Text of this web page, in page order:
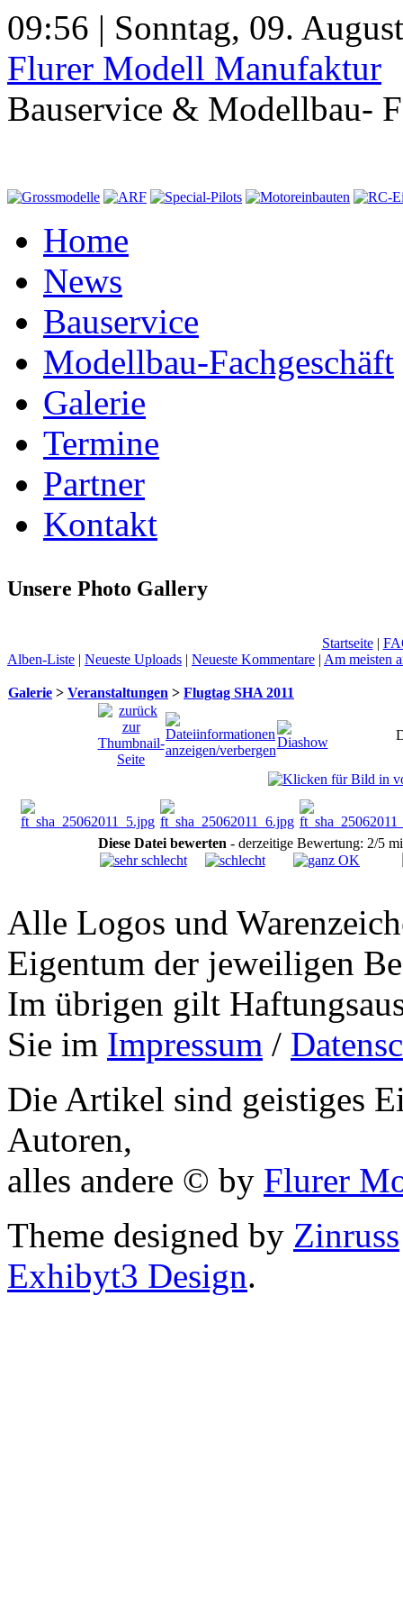
09:56 | Sonntag, 09.
Flurer Modell Manufaktur
Bauservice & Modellbau-
Home
News
Bauservice
Modellbau-Fachgeschäft
Galerie
Termine
Partner
Kontakt
Unsere Photo Gallery
Startseite|
Alben-Liste | Neueste Uploads | Neueste Kommentare | Am meisten
Galerie > Veranstaltungen > Flugtag SHA 2011
Diese Datei bewerten - derzeitige Bewertung: 2/5
Alle Logos und
Eigentum der jeweiligen
Im übrigen gilt
Sie im Impressum /
Die Artikel sind geistiges
Autoren,
alles andere © by Flurer
Theme designed by Zinruss
Exhibyt3 Design.